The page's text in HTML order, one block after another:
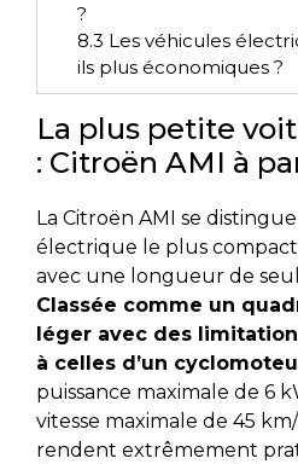
?
8.3 Les véhicules
ils plus économiques ?
La plus petite
: Citroën AMI à
La Citroën AMI se
électrique le plus
avec une longueur de
Classée comme un
léger avec des
à celles d’un
puissance maximale de 6
vitesse maximale de 45
rendent extrêmement